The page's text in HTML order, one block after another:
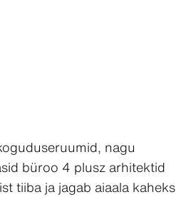
nagu
büroo 4 plusz arhitektid
tiiba ja jagab aiaala kaheks